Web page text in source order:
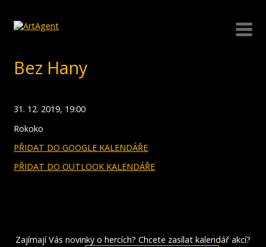
Bez Hany
31. 12. 2019, 19:00
Rokoko
PŘIDAT DO GOOGLE KALENDÁŘE
PŘIDAT DO OUTLOOK KALENDÁŘE
Zajímají Vás novinky o hercích? Chcete zasílat kalendář akcí?